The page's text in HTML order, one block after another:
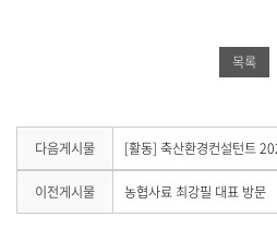
하
기
공
유
기
목록
다음게시물
다
음
게
[활동] 축산환경컨설턴트
이전게시물
이
전
농협사료 최강필 대표 방문